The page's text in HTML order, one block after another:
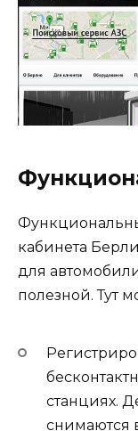
кабинета
для
полезной. Тут
станциях.
снимаются